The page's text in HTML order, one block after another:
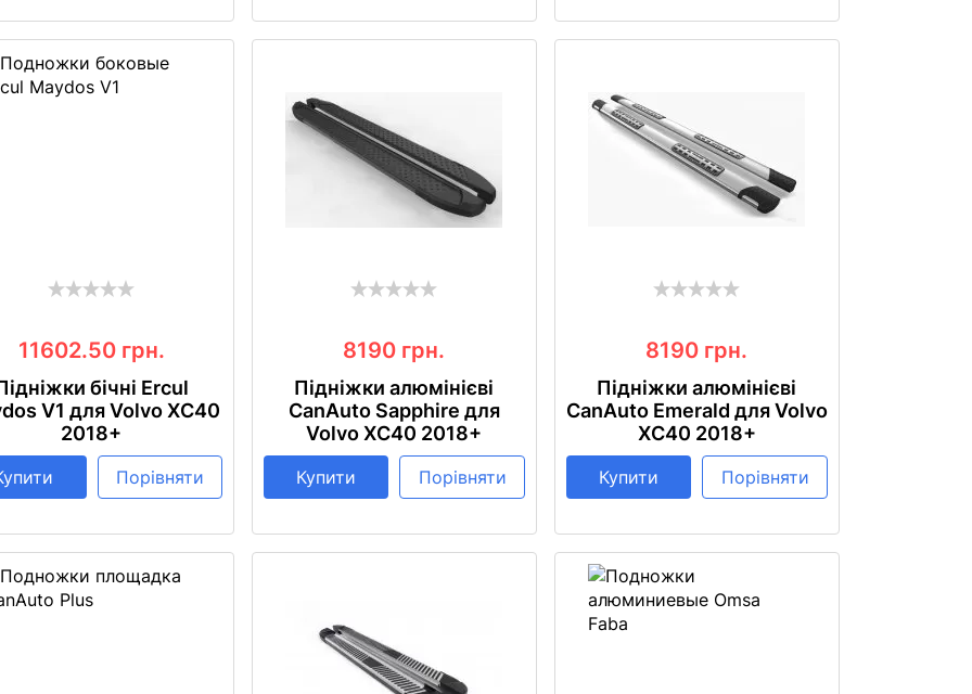
11602.50 грн.
бічні Ercul
V1 для Volvo XC40
2018+
Порівняти
8190 грн.
Підніжки алюмінієві
CanAuto Sapphire для
Volvo XC40 2018+
Купити Порівняти
8190 грн.
Підніжки алюмінієві
CanAuto Emerald для Volvo
XC40 2018+
Купити Порівняти